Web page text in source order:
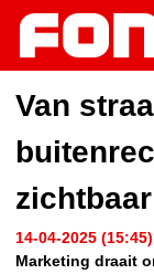
Van
14-04-2025
Marketing draait